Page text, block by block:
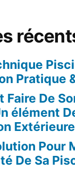
Pratique
Faire De
élément
Extérieure
Pour
De Sa